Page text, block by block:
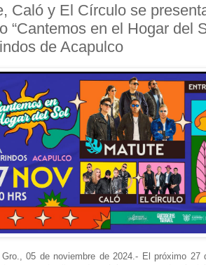
Caló y El Círculo se
“Cantemos en el Hogar del
de Acapulco
05 de noviembre de 2024.- El próximo 27